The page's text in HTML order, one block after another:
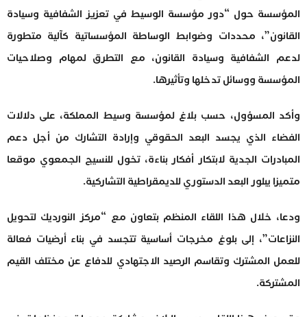
المؤسسة حول “دور مؤسسة الوسيط في تعزيز الشفافية وسيادة
القانون”، محددات وضوابط الوساطة المؤسساتية كآلية متطورة
لدعم الشفافية وسيادة القانون، مع التطرق لمهام وصلاحيات
المؤسسة ووسائل تدخلها وتأثيرها.
وأكد المسؤول، حسب بلاغ لمؤسسة وسيط المملكة، على دلالات
الفضاء الذي يجسد البعد الحقوقي وإرادة التشارك من أجل دعم
المبادرات الجدية لابتكار أفكار بناءة، تخول للنسيج الجمعوي موقعا
متميزا يبلور البعد الدستوري للديمقراطية التشاركية.
ودعا، خلال هذا اللقاء المنظم بتعاون مع “مركز النورديك لتحويل
النزاعات”، إلى بلوغ مخرجات أساسية تتجسد في بناء أرضيات فعالة
للعمل المشترك وتقاسم الرصيد الاجتهادي للدفاع عن مختلف القيم
المشتركة.